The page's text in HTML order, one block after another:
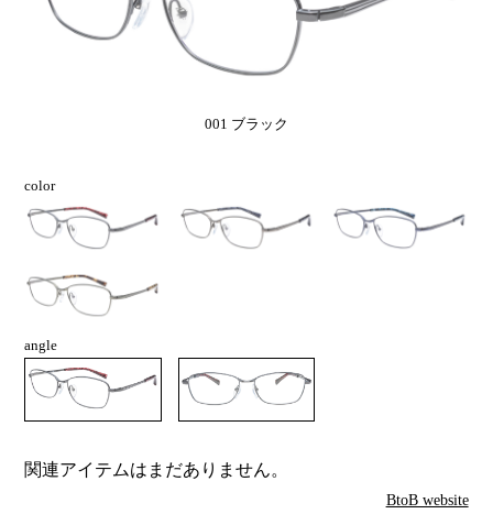
001 ブラック
color
angle
関連アイテムはまだありません。
BtoB website